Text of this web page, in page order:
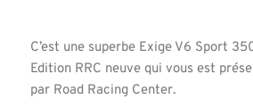
C’est une superbe Exige V6 Sport
Edition RRC neuve qui vous est
par Road Racing Center.